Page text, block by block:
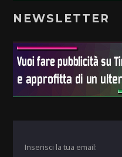
NEWSLETTER
Inserisci la tua email: